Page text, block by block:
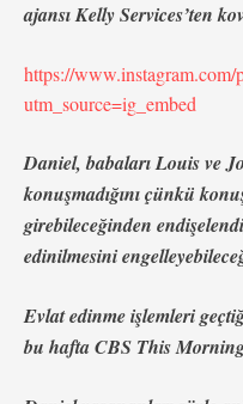
ajansı Kelly Services’ten
https://
utm_source=ig_embed
Daniel, babaları Louis ve
konuşmadığını çünkü
girebileceğinden
edinilmesini
Evlat edinme işlemleri
bu hafta CBS This